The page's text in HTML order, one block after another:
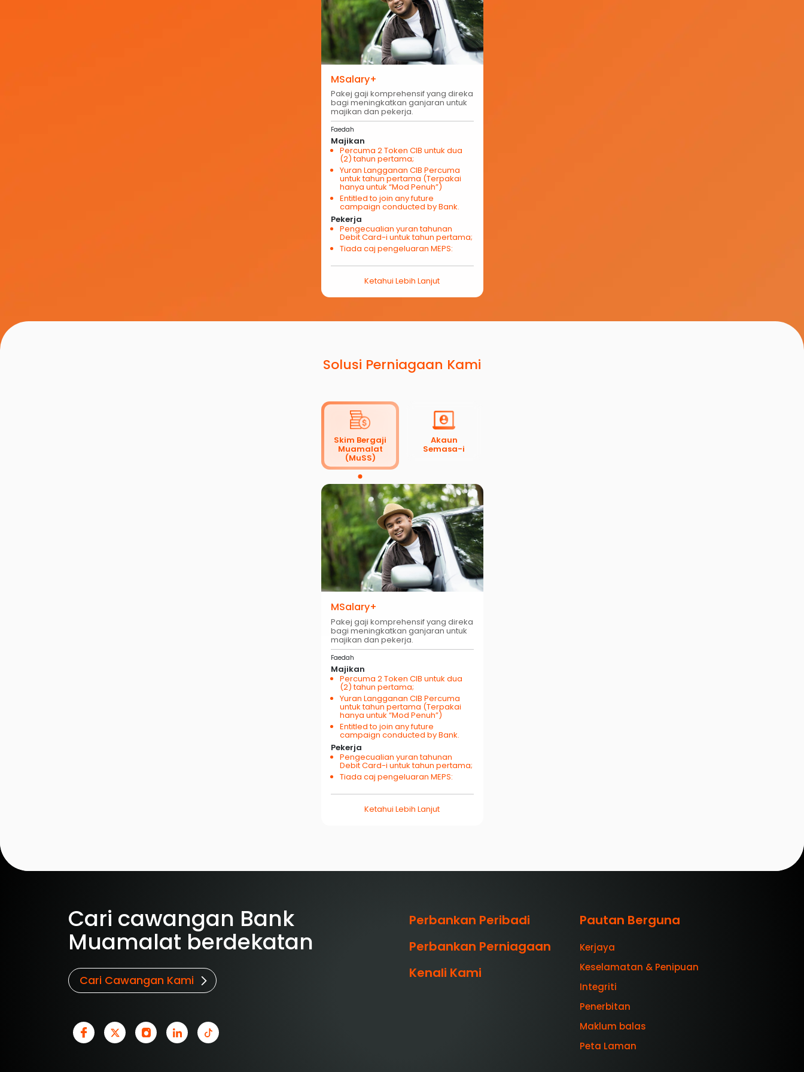
MSalary+
Pakej gaji komprehensif yang direka
bagi meningkatkan ganjaran untuk
majikan dan pekerja.
Faedah
Majikan
Percuma 2 Token CIB untuk dua
(2) tahun pertama;
Yuran Langganan CIB Percuma
untuk tahun pertama (Terpakai
hanya untuk “Mod Penuh”)
Entitled to join any future
campaign conducted by Bank.
Pekerja
Pengecualian yuran tahunan
Debit Card-i untuk tahun pertama;
Tiada caj pengeluaran MEPS:
Ketahui Lebih Lanjut
Solusi Perniagaan Kami
Skim Bergaji
Muamalat
(MuSS)
Akaun
Semasa-i
MSalary+
Pakej gaji komprehensif yang direka
bagi meningkatkan ganjaran untuk
majikan dan pekerja.
Faedah
Majikan
Percuma 2 Token CIB untuk dua
(2) tahun pertama;
Yuran Langganan CIB Percuma
untuk tahun pertama (Terpakai
hanya untuk “Mod Penuh”)
Entitled to join any future
campaign conducted by Bank.
Pekerja
Pengecualian yuran tahunan
Debit Card-i untuk tahun pertama;
Tiada caj pengeluaran MEPS:
Ketahui Lebih Lanjut
Cari cawangan Bank
Muamalat berdekatan
Cari Cawangan Kami
Perbankan Peribadi
Perbankan Perniagaan
Kenali Kami
Pautan Berguna
Kerjaya
Keselamatan & Penipuan
Integriti
Penerbitan
Maklum balas
Peta Laman